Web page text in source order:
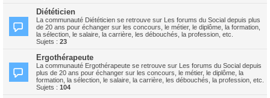
Diététicien
La communauté Diététicien se retrouve sur Les forums du Social depuis plus
de 20 ans pour échanger sur les concours, le métier, le diplôme, la formation,
la sélection, le salaire, la carrière, les débouchés, la profession, etc.
Sujets : 23
Ergothérapeute
La communauté Ergothérapeute se retrouve sur Les forums du Social depuis
plus de 20 ans pour échanger sur les concours, le métier, le diplôme, la
formation, la sélection, le salaire, la carrière, les débouchés, la profession, etc.
Sujets : 104